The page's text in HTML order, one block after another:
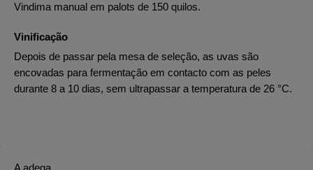
Vindima manual em palots de 150 quilos.
Vinificação
Depois de passar pela mesa de seleção, as uvas são
encovadas para fermentação em contacto com as peles
durante 8 a 10 dias, sem ultrapassar a temperatura de 26 °C.
A adega